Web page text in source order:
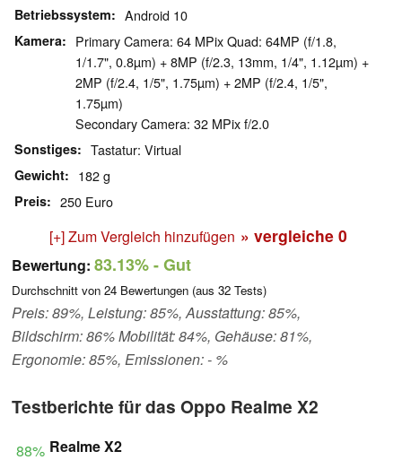
Betriebssystem Android 10
Kamera
Primary Camera: 64 MPix Quad: 64MP (f/1.8,
1/1.7", 0.8µm) + 8MP (f/2.3, 13mm, 1/4", 1.12µm) +
2MP (f/2.4, 1/5", 1.75µm) + 2MP (f/2.4, 1/5",
1.75µm)
Secondary Camera: 32 MPix f/2.0
Sonstiges Tastatur: Virtual
Gewicht 182 g
Preis 250 Euro
[+] Zum Vergleich hinzufügen » vergleiche 0
Bewertung: 83.13%- Gut
Durchschnitt von 24 Bewertungen (aus 32 Tests)
Preis: 89%, Leistung: 85%, Ausstattung: 85%,
Bildschirm: 86% Mobilität: 84%, Gehäuse: 81%,
Ergonomie: 85%, Emissionen: - %
Testberichte für das Oppo Realme X2
88% Realme X2